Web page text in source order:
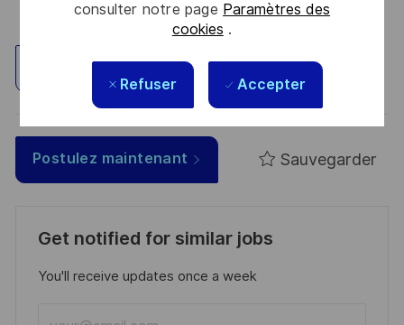
consulter notre page Paramètres des
cookies .
Refuser Accepter
Explorez un site
Postulez maintenant Sauvegarder
Get notified for similar jobs
You'll receive updates once a week